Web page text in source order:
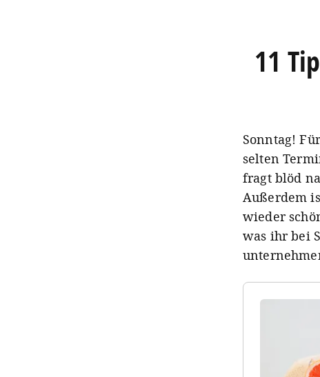
11
Sonntag!
selten
fragt blöd
Außerdem
wieder
was ihr bei